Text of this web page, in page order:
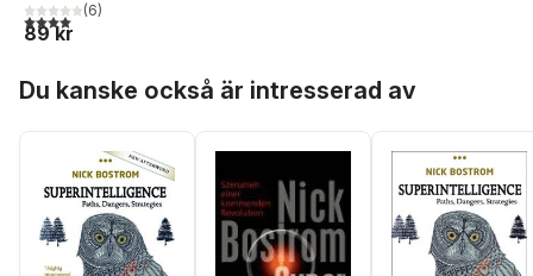
4,0utav 5 stjärnor. Totalt antal röster:
(6)
89 kr
Du kanske också är intresserad av